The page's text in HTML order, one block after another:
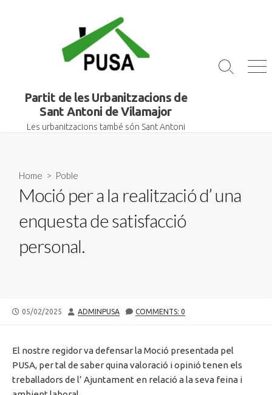
Partit de les Urbanitzacions de
Sant Antoni de Vilamajor
Les urbanitzacions també són Sant Antoni
Search
Home > Poble
Moció per a la realització d’ una
enquesta de satisfacció
personal.
PUBLISHED
05/02/2025 AUTHOR
ADMINPUSA COMMENTS: 0
El nostre regidor va defensar la Moció presentada pel
PUSA, per tal de saber quina valoració i opinió tenen els
treballadors de l’ Ajuntament en relació a la seva feina i